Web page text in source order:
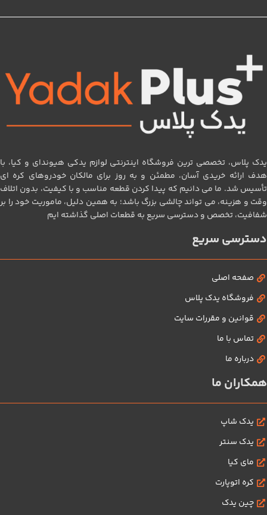
یدک پلاس، تخصصی‌ ترین فروشگاه اینترنتی لوازم یدکی هیوندای و کیا، با
هدف ارائه خریدی آسان، مطمئن و به‌ روز برای مالکان خودروهای کره‌ ای
تأسیس شد. ما می‌ دانیم که پیدا کردن قطعه مناسب و با کیفیت، بدون اتلاف
وقت و هزینه، می‌ تواند چالشی بزرگ باشد؛ به همین دلیل، ماموریت خود را بر
شفافیت، تخصص و دسترسی سریع به قطعات اصلی گذاشته‌ ایم
دسترسی سریع
صفحه اصلی
فروشگاه یدک پلاس
قوانین و مقررات سایت
تماس با ما
درباره ما
همکاران ما
یدک شاپ
یدک سنتر
مای کیا
کره اتوپارت
چین یدک